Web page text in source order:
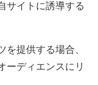
サイトに誘導する
を提供する場合、
ーディエンスにリ